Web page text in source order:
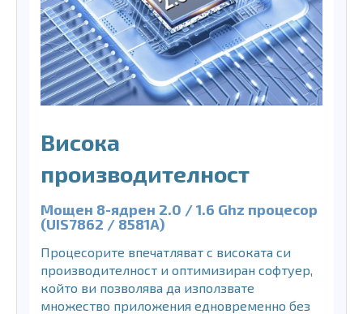
Висока
производителност
Мощен 8-ядрен 2.0 / 1.6 Ghz процесор
(UIS7862 / 8581A)
Процесорите впечатляват с високата си
производителност и оптимизиран софтуер,
който ви позволява да използвате
множество приложения едновременно без